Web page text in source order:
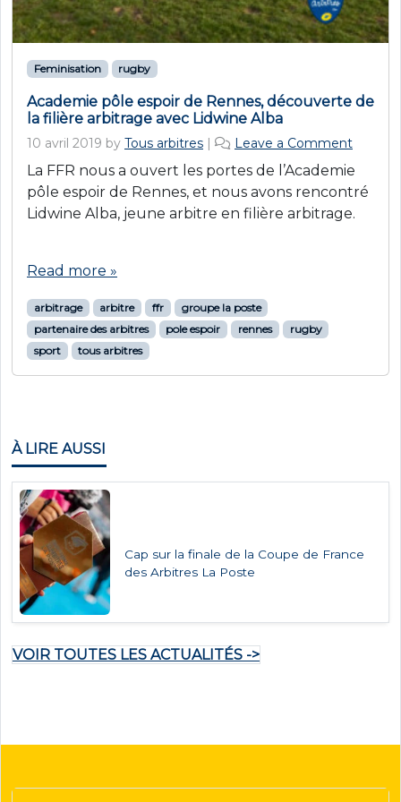
Feminisation rugby
Academie pôle espoir de Rennes, découverte de
la filière arbitrage avec Lidwine Alba
10 avril 2019 by Tous arbitres | Leave a Comment
La FFR nous a ouvert les portes de l’Academie
pôle espoir de Rennes, et nous avons rencontré
Lidwine Alba, jeune arbitre en filière arbitrage.
Read more »
arbitrage arbitre ffr
groupe la poste
partenaire des arbitres
pole espoir rennes
rugby
sport
tous arbitres
À LIRE AUSSI
Cap sur la finale de la Coupe de France
des Arbitres La Poste
VOIR TOUTES LES ACTUALITÉS ->